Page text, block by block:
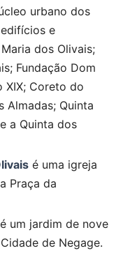
urbano dos
e
dos Olivais;
Fundação Dom
XIX; Coreto do
Almadas; Quinta
a Quinta dos
é uma igreja
Praça da
é um jardim de nove
de Negage.